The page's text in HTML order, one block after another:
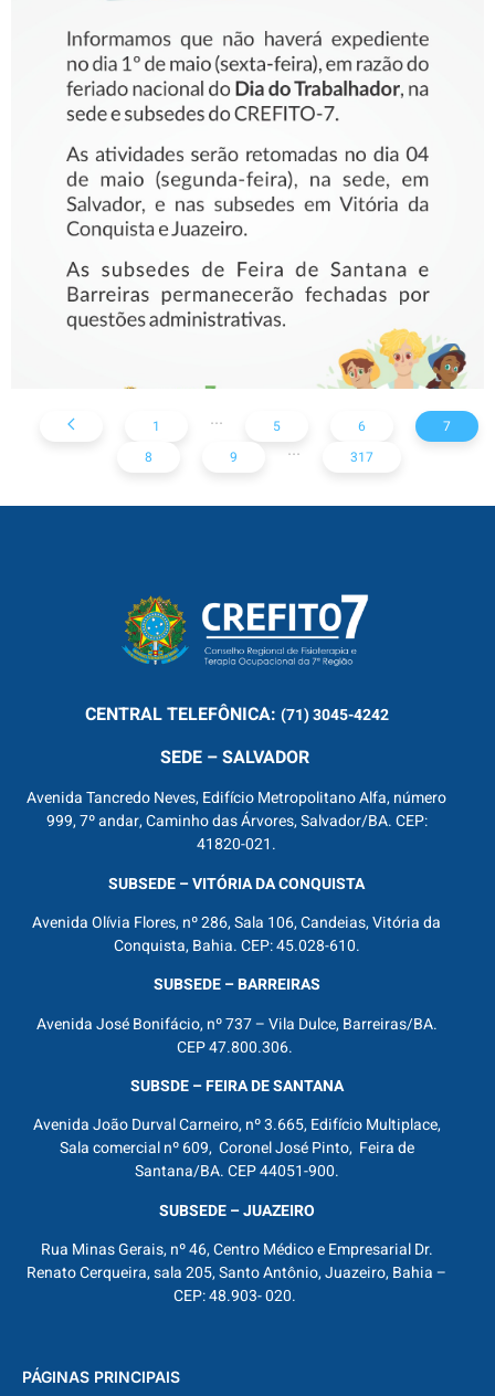
TRABALHADOR
1 ... 5 6
7
8
9 ... 317
CENTRALTELEFÔNICA: (71) 3045-4242
SEDE – SALVADOR
Avenida Tancredo Neves, Edifício Metropolitano Alfa, número
999, 7º andar, Caminho das Árvores, Salvador/BA. CEP:
41820-021.
SUBSEDE – VITÓRIA DA CONQUISTA
Avenida Olívia Flores, nº 286, Sala 106, Candeias, Vitória da
Conquista, Bahia. CEP: 45.028-610.
SUBSEDE – BARREIRAS
Avenida José Bonifácio, nº 737 – Vila Dulce, Barreiras/BA.
CEP 47.800.306.
SUBSDE – FEIRA DE SANTANA
Avenida João Durval Carneiro, nº 3.665, Edifício Multiplace,
Sala comercial nº 609, Coronel José Pinto, Feira de
Santana/BA. CEP 44051-900.
SUBSEDE – JUAZEIRO
Rua Minas Gerais, nº 46, Centro Médico e Empresarial Dr.
Renato Cerqueira, sala 205, Santo Antônio, Juazeiro, Bahia –
CEP: 48.903- 020.
PÁGINAS PRINCIPAIS